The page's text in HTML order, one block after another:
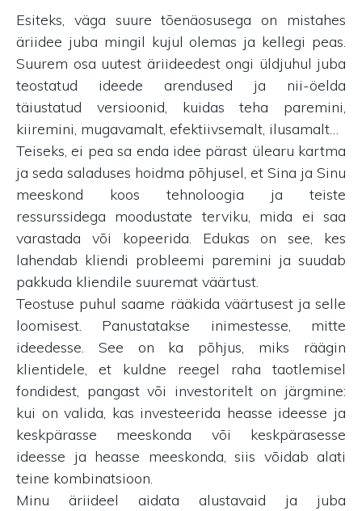
Esiteks, väga suure tõenäosusega on mistahes
äriidee juba mingil kujul olemas ja kellegi peas.
Suurem osa uutest äriideedest ongi üldjuhul juba
teostatud ideede arendused ja nii-öelda
täiustatud versioonid, kuidas teha paremini,
kiiremini, mugavamalt, efektiivsemalt, ilusamalt…
Teiseks, ei pea sa enda idee pärast ülearu kartma
ja seda saladuses hoidma põhjusel, et Sina ja Sinu
meeskond koos tehnoloogia ja teiste
ressurssidega moodustate terviku, mida ei saa
varastada või kopeerida. Edukas on see, kes
lahendab kliendi probleemi paremini ja suudab
pakkuda kliendile suuremat väärtust.
Teostuse puhul saame rääkida väärtusest ja selle
loomisest. Panustatakse inimestesse, mitte
ideedesse. See on ka põhjus, miks räägin
klientidele, et kuldne reegel raha taotlemisel
fondidest, pangast või investoritelt on järgmine:
kui on valida, kas investeerida heasse ideesse ja
keskpärasse meeskonda või keskpärasesse
ideesse ja heasse meeskonda, siis võidab alati
teine kombinatsioon.
Minu äriideel aidata alustavaid ja juba